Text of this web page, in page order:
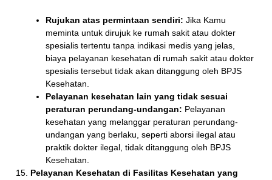
Rujukan atas permintaan sendiri: Jika Kamu
meminta untuk dirujuk ke rumah sakit atau dokter
spesialis tertentu tanpa indikasi medis yang jelas,
biaya pelayanan kesehatan di rumah sakit atau dokter
spesialis tersebut tidak akan ditanggung oleh BPJS
Kesehatan.
Pelayanan kesehatan lain yang tidak sesuai
peraturan perundang-undangan: Pelayanan
kesehatan yang melanggar peraturan perundang-
undangan yang berlaku, seperti aborsi ilegal atau
praktik dokter ilegal, tidak ditanggung oleh BPJS
Kesehatan.
Pelayanan Kesehatan di Fasilitas Kesehatan yang